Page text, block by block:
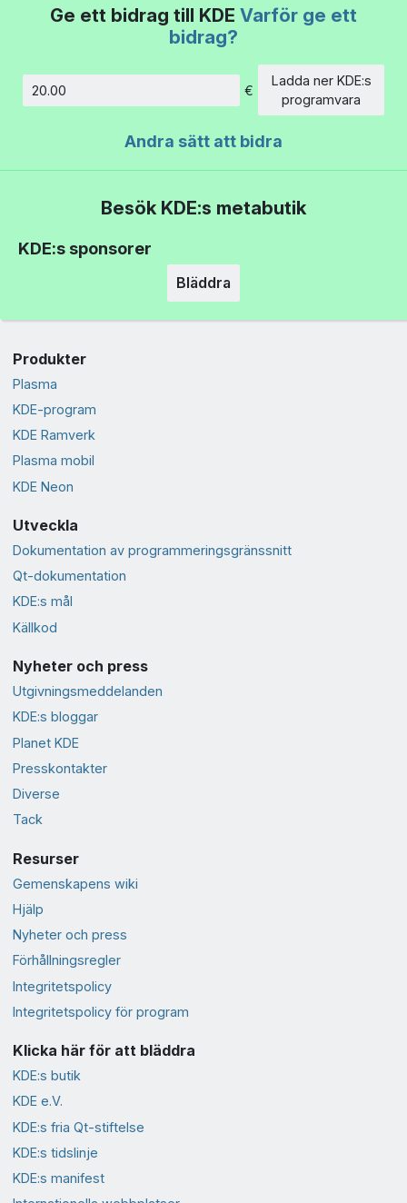
Ge ett bidrag till KDE Varför ge ett
bidrag?
€
Ladda ner KDE:s
programvara
Andra sätt att bidra
Besök KDE:s metabutik
KDE:s sponsorer
Bläddra
Produkter
Plasma
KDE-program
KDE Ramverk
Plasma mobil
KDE Neon
Utveckla
Dokumentation av programmeringsgränssnitt
Qt-dokumentation
KDE:s mål
Källkod
Nyheter och press
Utgivningsmeddelanden
KDE:s bloggar
Planet KDE
Presskontakter
Diverse
Tack
Resurser
Gemenskapens wiki
Hjälp
Nyheter och press
Förhållningsregler
Integritetspolicy
Integritetspolicy för program
Klicka här för att bläddra
KDE:s butik
KDE e.V.
KDE:s fria Qt-stiftelse
KDE:s tidslinje
KDE:s manifest